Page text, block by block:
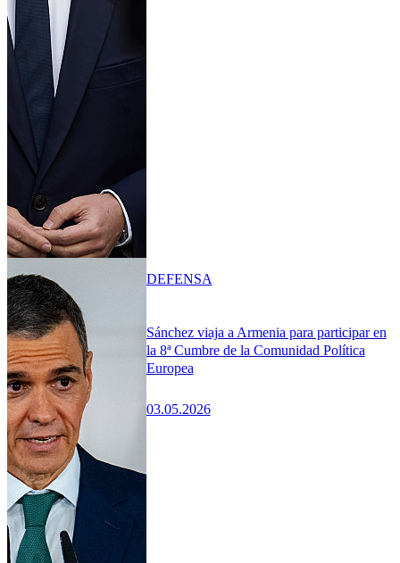
Sánchez viaja a Armenia para participar en
la 8ª Cumbre de la Comunidad Política
Europea
03.05.2026
DEFENSA